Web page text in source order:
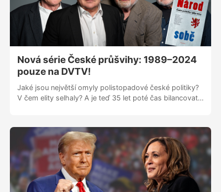
Nová série České průšvihy: 1989–⁠⁠⁠⁠⁠⁠⁠⁠⁠⁠⁠⁠⁠⁠⁠⁠⁠⁠2024
pouze na DVTV!
Jaké jsou největší omyly polistopadové české politiky?
V čem elity selhaly? A je teď 35 let poté čas bilancovat
průšvihy 1989–⁠⁠⁠⁠⁠⁠⁠⁠⁠⁠⁠⁠⁠⁠⁠⁠⁠⁠2024, kterou vydal HlídacíPes.org s
osobami polistopadové éry, které si neberou v
hodnocení uplynulých dekád servítky - od revoluce,
která podle nich nebyla revolucí po hodnocení
aktuálních rozhodnutí Trumpa a Putina.